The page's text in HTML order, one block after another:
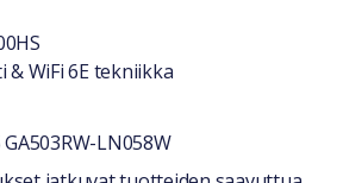
& WiFi 6E tekniikka
LN058W